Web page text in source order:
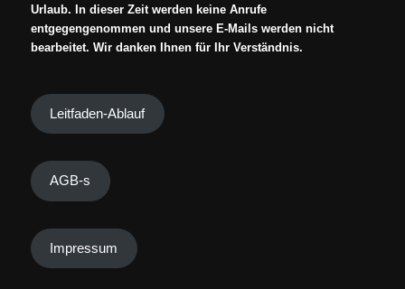
Urlaub. In dieser Zeit werden keine Anrufe
entgegengenommen und unsere E-Mails werden nicht
bearbeitet. Wir danken Ihnen für Ihr Verständnis.
Leitfaden-Ablauf
AGB-s
Impressum